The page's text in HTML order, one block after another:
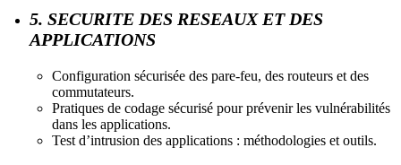
5. SECURITE DES RESEAUX ET DES
APPLICATIONS
Configuration sécurisée des pare-feu, des routeurs et des
commutateurs.
Pratiques de codage sécurisé pour prévenir les vulnérabilités
dans les applications.
Test d’intrusion des applications : méthodologies et outils.